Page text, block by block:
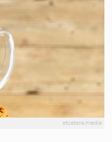
etcetera.media